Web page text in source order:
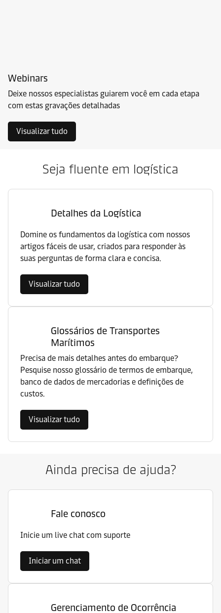
Webinars
Deixe nossos especialistas guiarem você em cada etapa
com estas gravações detalhadas
Visualizar tudo
Seja fluente em logística
Detalhes da Logística
Domine os fundamentos da logística com nossos
artigos fáceis de usar, criados para responder às
suas perguntas de forma clara e concisa.
Visualizar tudo
Glossários de Transportes
Marítimos
Precisa de mais detalhes antes do embarque?
Pesquise nosso glossário de termos de embarque,
banco de dados de mercadorias e definições de
custos.
Visualizar tudo
Ainda precisa de ajuda?
Fale conosco
Inicie um live chat com suporte
Iniciar um chat
Gerenciamento de Ocorrência